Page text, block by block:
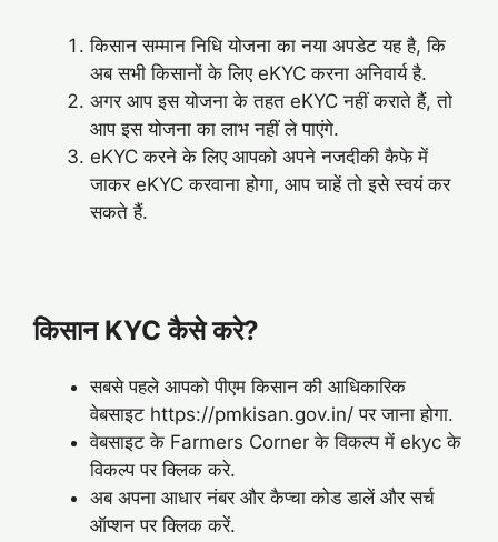
किसान सम्मान निधि योजना का नया अपडेट यह है, कि
अब सभी किसानों के लिए eKYC करना अनिवार्य है.
अगर आप इस योजना के तहत eKYC नहीं कराते हैं, तो
आप इस योजना का लाभ नहीं ले पाएंगे.
eKYC करने के लिए आपको अपने नजदीकी कैफे में
जाकर eKYC करवाना होगा, आप चाहें तो इसे स्वयं कर
सकते हैं.
किसान KYC कैसे करे?
सबसे पहले आपको पीएम किसान की आधिकारिक
वेबसाइट https://pmkisan.gov.in/ पर जाना होगा.
वेबसाइट के Farmers Corner के विकल्प में ekyc के
विकल्प पर क्लिक करे.
अब अपना आधार नंबर और कैप्चा कोड डालें और सर्च
ऑप्शन पर क्लिक करें.